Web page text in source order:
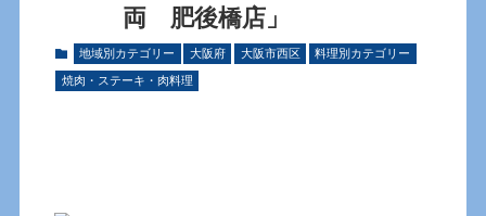
両 肥後橋店」
地域別カテゴリー 大阪府 大阪市西区 料理別カテゴリー
焼肉・ステーキ・肉料理